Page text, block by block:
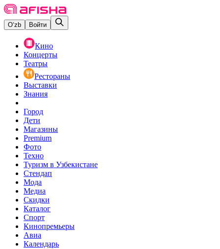
O‘zb Войти
Кино
Концерты
Театры
Рестораны
Выставки
Знания
Город
Дети
Магазины
Premium
Фото
Техно
Туризм в Узбекистане
Стендап
Мода
Медиа
Скидки
Каталог
Спорт
Кинопремьеры
Авиа
Календарь